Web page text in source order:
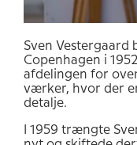
Sven Vestergaard
Copenhagen i
afdelingen for
værker, hvor der
detalje.
I 1959 trængte